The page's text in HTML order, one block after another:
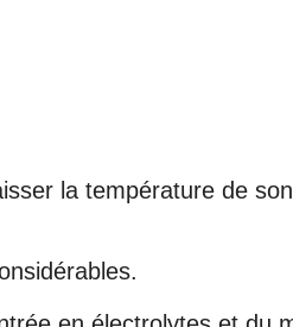
la température de